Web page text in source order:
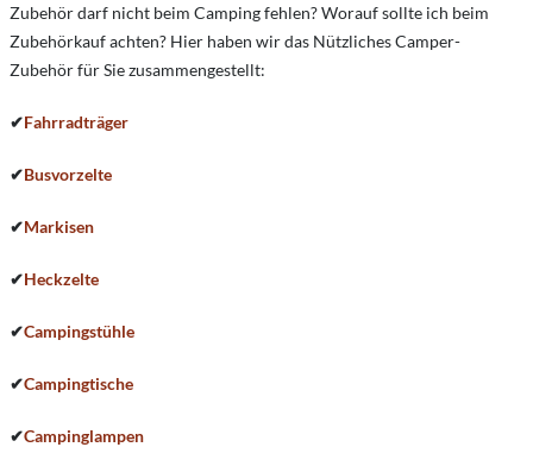
Zubehör darf nicht beim Camping fehlen? Worauf sollte ich beim
Zubehörkauf achten? Hier haben wir das Nützliches Camper-
Zubehör für Sie zusammengestellt:
✔Fahrradträger
✔Busvorzelte
✔Markisen
✔Heckzelte
✔Campingstühle
✔Campingtische
✔Campinglampen